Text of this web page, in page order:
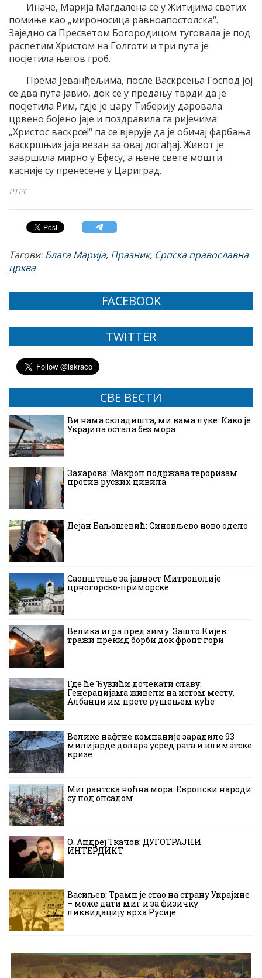
Иначе, Марија Магдалена се у Житијима светих
помиње као „мироносица равноапостолска“.
Заједно са Пресветом Богородицом туговала је под
распетим Христом на Голготи и три пута је
посјетила његов гроб.
Према Јеванђељима, после Васкрсења Господ јој
се два пута јавио, док се у предању тврди да је
посјетила Рим, гдје је цару Тиберију даровала
црвено бојено јаје и поздравила га ријечима:
„Христос васкрсе!“ па се вјерује да је обичај фарбања
васкршњих јаја везан за овај догађај. Живот је
завршила мирно у Ефесу, а њене свете мошти
касније су пренесене у Цариград.
РТРС
Тагови:Блага Марија, Празник, Српска православна
црква
FACEBOOK
TWITTER
СВЕ ВЕСТИ
Ви нама складишта, ми вама луке: Како је
Украјина остала без мора
Захарова: Макрон подржава тероризам
против руских цивила
Дејан Баљошевић: Синовљево ново одело
Саопштење за јавност Митрополије
црногорско-приморске
Велика игра пред зиму: Зашто Кијев
тражи прекид борби док фронт гори
Где ће Ђукићи дочекати славу:
Генерацијама живели на истом месту,
Албанци им прете рушењем куће
Велике нафтне компаније зарадиле 93
милијарде долара усред рата и климатске
кризе
Мигрантска ноћна мора: Европски народи
су под опсадом
О. Андреј Ткачов: ДУГОТРАЈНИ
ИНТЕРДИКТ
Васиљев: Трамп је стао на страну Украјине
– може дати миг и за физичку
ликвидацију врха Русије